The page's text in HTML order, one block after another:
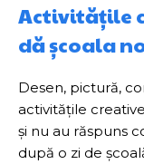
Activitățile
dă școala
Desen, pictură,
activitățile
și nu au răspuns
după o zi de